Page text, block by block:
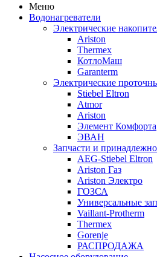
Меню
Водонагреватели
Электрические
Ariston
Thermex
КотлоМаш
Garanterm
Электрические
Stiebel Eltron
Atmor
Ariston
Элемент Комфорта
ЭВАН
Запчасти и
AEG-Stiebel Eltron
Ariston Газ
Ariston Электро
ГОЗСА
Универсальные
Vaillant-Protherm
Thermex
Gorenje
РАСПРОДАЖА